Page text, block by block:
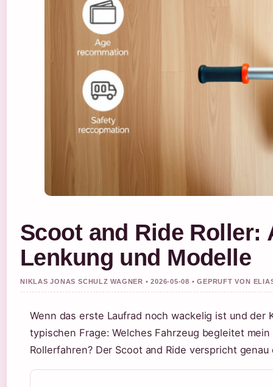
Scoot and Ride Roller:
Lenkung und Modelle
NIKLAS JONAS SCHULZ WAGNER • 2026-05-08 • GEPRUFT VON
Wenn das erste Laufrad noch wackelig ist und
typischen Frage: Welches Fahrzeug begleitet
Rollerfahren? Der Scoot and Ride verspricht